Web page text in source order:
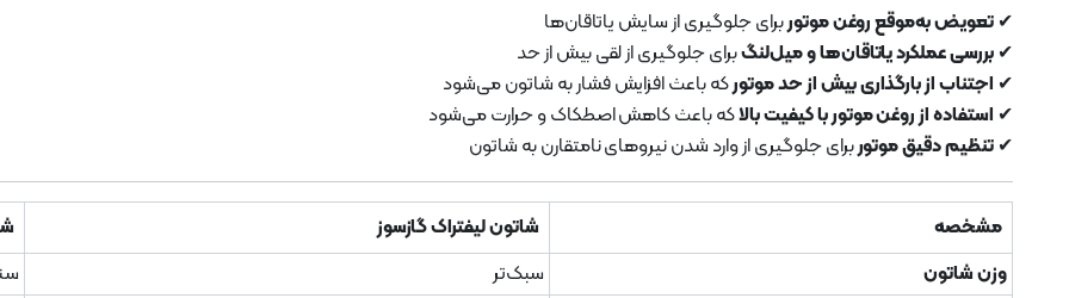
✔ تعویض به‌موقع روغن موتوربرای جلوگیری از سایش یاتاقان‌ها
✔ بررسی عملکرد یاتاقان‌ها و میل‌لنگبرای جلوگیری از لقی بیش از حد
✔ اجتناب از بارگذاری بیش از حد موتورکه باعث افزایش فشار به شاتون می‌شود
✔ استفاده از روغن موتور با کیفیت بالاکه باعث کاهش اصطکاک و حرارت می‌شود
✔ تنظیم دقیق موتوربرای جلوگیری از وارد شدن نیروهای نامتقارن به شاتون
مشخصه شاتون لیفتراک گازسوز
وزن شاتون
سبک‌تر